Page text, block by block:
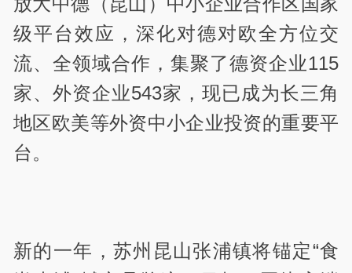
级平台效应，深化对德对欧全方位交
流、全领域合作，集聚了德资企业115
家、外资企业543家，现已成为长三角
地区欧美等外资中小企业投资的重要平
台。
新的一年，苏州昆山张浦镇将锚定“食